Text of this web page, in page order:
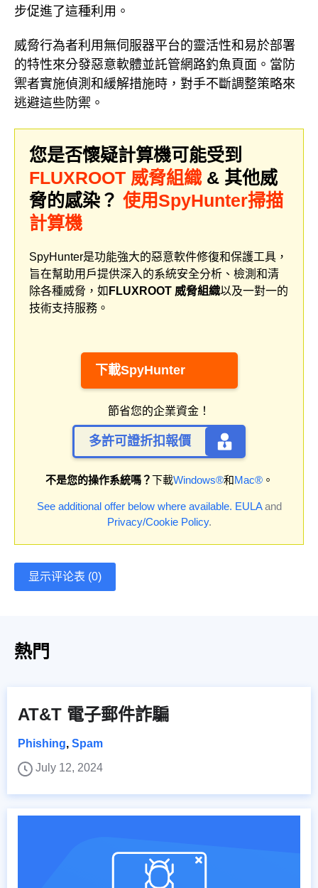
步促進了這種利用。
威脅行為者利用無伺服器平台的靈活性和易於部署
的特性來分發惡意軟體並託管網路釣魚頁面。當防
禦者實施偵測和緩解措施時，對手不斷調整策略來
逃避這些防禦。
您是否懷疑計算機可能受到
FLUXROOT 威脅組織& 其他威
脅的感染？ 使用SpyHunter掃描
計算機
SpyHunter是功能強大的惡意軟件修復和保護工具，
旨在幫助用戶提供深入的系統安全分析、檢測和清
除各種威脅，如 FLUXROOT 威脅組織以及一對一的
技術支持服務。
下載SpyHunter
節省您的企業資金！
多許可證折扣報價
不是您的操作系統嗎？下載Windows®和Mac®。
See additional offer below where available. EULAand
Privacy/Cookie Policy.
显示评论表 (0)
熱門
AT&T 電子郵件詐騙
Phishing, Spam
July 12, 2024